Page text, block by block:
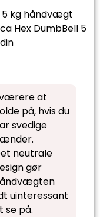
5 kg håndvægt
Hex DumbBell 5
at
på, hvis du
svedige
neutrale
gør
uinteressant
se på.